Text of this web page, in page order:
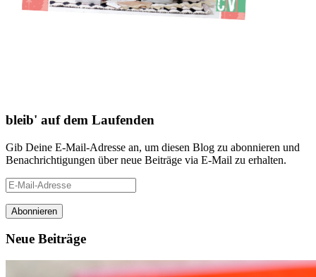
bleib' auf dem Laufenden
Gib Deine E-Mail-Adresse an, um diesen Blog zu abonnieren und
Benachrichtigungen über neue Beiträge via E-Mail zu erhalten.
E-
Mail-
Adresse
Neue Beiträge